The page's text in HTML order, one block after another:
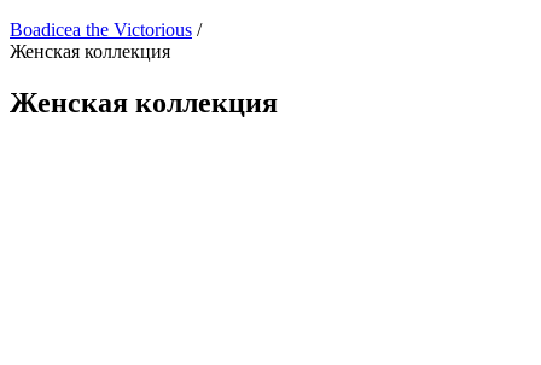
Boadicea the Victorious /
Женская коллекция
Женская коллекция